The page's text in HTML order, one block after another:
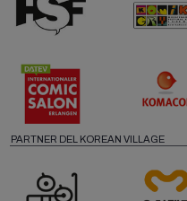
PARTNER DEL KOREAN VILLAGE